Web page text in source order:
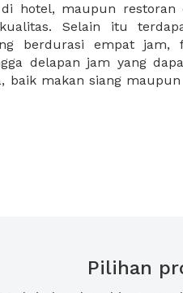
hotel, maupun restoran
Selain itu
berdurasi empat jam,
delapan jam yang
baik makan siang
paket meeting yang
Anda, mulai
paket
Pilihan